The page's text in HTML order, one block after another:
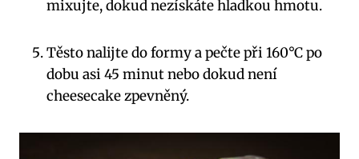
⁣mixujte, ⁢dokud nezískáte hladkou ⁣hmotu.
Těsto nalijte do formy ‌a ​pečte ⁢při ​160°C po⁢
dobu asi ​45 minut nebo dokud není
cheesecake‌ zpevněný.